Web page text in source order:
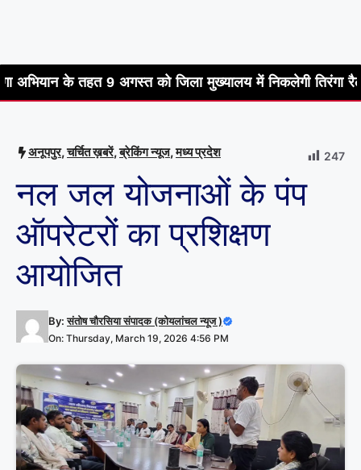
तहत 9 अगस्त को जिला मुख्यालय में निकलेगी तिरंगा रैली हर घर
अनूपपुर,चर्चित ख़बरें,ब्रेकिंग न्यूज,मध्य प्रदेश 247
नल जल योजनाओं के पंप
ऑपरेटरों का प्रशिक्षण
आयोजित
By:संतोष चौरसिया संपादक (कोयलांचल न्यूज )
On: Thursday, March 19, 2026 4:56 PM